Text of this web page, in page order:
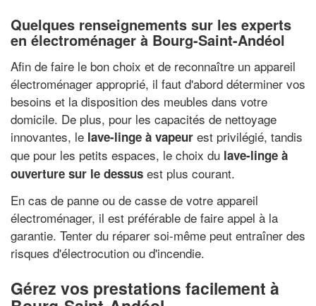
Quelques renseignements sur les experts
en électroménager à Bourg-Saint-Andéol
Afin de faire le bon choix et de reconnaître un appareil
électroménager approprié, il faut d'abord déterminer vos
besoins et la disposition des meubles dans votre
domicile. De plus, pour les capacités de nettoyage
innovantes, le lave-linge à vapeur est privilégié, tandis
que pour les petits espaces, le choix du lave-linge à
ouverture sur le dessus est plus courant.
En cas de panne ou de casse de votre appareil
électroménager, il est préférable de faire appel à la
garantie. Tenter du réparer soi-même peut entraîner des
risques d'électrocution ou d'incendie.
Gérez vos prestations facilement à